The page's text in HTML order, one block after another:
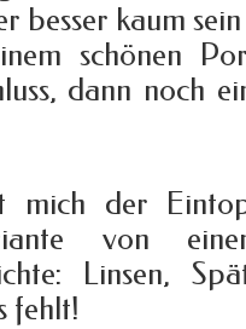
besser kaum
schönen
dann noch
mich der
von
Linsen,
fehlt!